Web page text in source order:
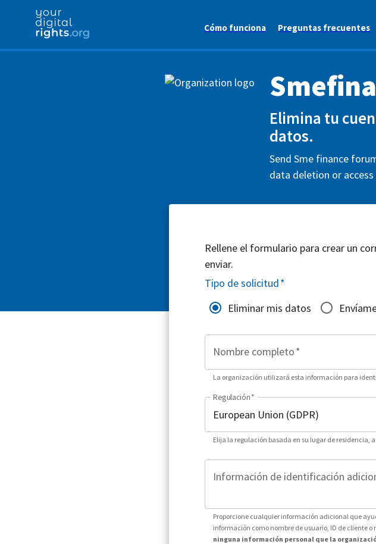
Cómo funciona Preguntas frecuentes
Elimina tu
datos.
Send Sme finance
data deletion or
Rellene el formulario para crear un
enviar.
Tipo de solicitud*
Eliminar mis datos
Nombre completo*
La organización utilizará esta información para
Regulación*
Elija la regulación basada en su lugar de residencia,
Información de identificación
Proporcione cualquier información adicional que
información como nombre de usuario, ID de cliente o
ninguna información personal que la